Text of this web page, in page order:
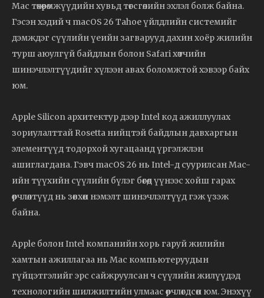
Mac төхөөрөмжүүдийн хувьд төгсгөлийн эхлэл болж байна.
Гэсэн хэдий ч macOS 26 Tahoe үйлдлийн системийг
дэмждэг сүүлийн үеийн загварууд дахин хоёр жилийн
турш аюулгүй байдлын болон Safari хөтчийн
шинэчлэлтүүдийг хүлээн авах боломжтой хэвээр байх
юм.
Apple Silicon архитектур дээр Intel код ажиллуулах
зориулалттай Rosetta нийцтэй байдлын давхаргын
элементүүд тодорхой хугацаанд үргэлжлэн
ашиглагдана. Гэвч macOS 26 нь Intel-д суурилсан Mac-
ийн түүхийн сүүлийн бүлэг бөгөөд үүнээс хойш гарах
өөрчлөлтүүд нь зөвхөн нэмэлт шинэчлэлтүүд гэж үзэж
байна.
Apple болон Intel компанийн хорь гаруй жилийн
хамтын ажиллагаа нь Mac компьютеруудын
гүйцэтгэлийг эрс сайжруулсан ч сүүлийн жилүүдэд
технологийн шилжилтийн улмаас өөрчлөгдсөн юм. Энэхүү